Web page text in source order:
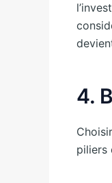
4.
piliers